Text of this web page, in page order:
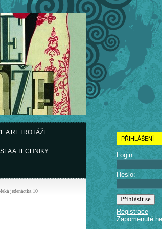
A RETROTÁŽE
A TECHNIKY
jedenáctka 10
PŘIHLÁŠENÍ
Login:
Heslo:
Registrace
Zapomenuté